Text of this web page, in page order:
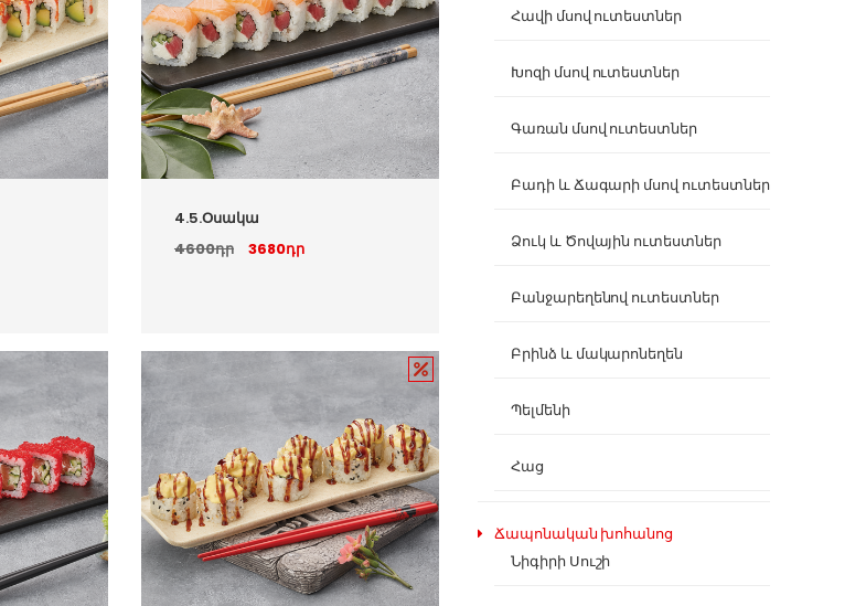
4.5.Օսակա
4600դր
3680դր
Հավի մսով ուտեստներ
Խոզի մսով ուտեստներ
Գառան մսով ուտեստներ
Բադի և Ճագարի մսով ուտեստներ
Ձուկ և Ծովային ուտեստներ
Բանջարեղենով ուտեստներ
Բրինձ և մակարոնեղեն
Պելմենի
Հաց
Ճապոնական խոհանոց
Նիգիրի Սուշի